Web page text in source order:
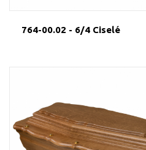
764-00.02 - 6/4 Ciselé